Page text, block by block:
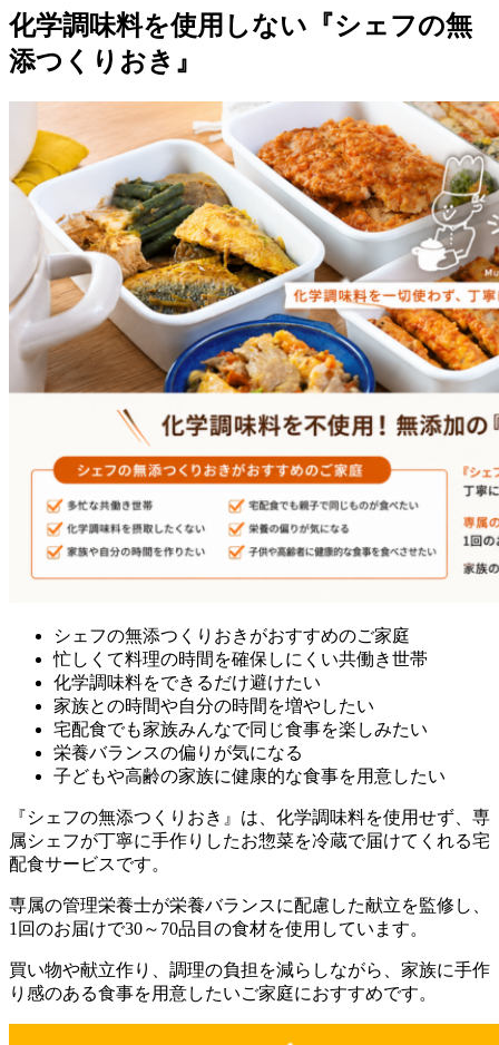
化学調味料を使用しない『シェフの無
添つくりおき』
シェフの無添つくりおきがおすすめのご家庭
忙しくて料理の時間を確保しにくい共働き世帯
化学調味料をできるだけ避けたい
家族との時間や自分の時間を増やしたい
宅配食でも家族みんなで同じ食事を楽しみたい
栄養バランスの偏りが気になる
子どもや高齢の家族に健康的な食事を用意したい
『シェフの無添つくりおき』は、化学調味料を使用せず、専
属シェフが丁寧に手作りしたお惣菜を冷蔵で届けてくれる宅
配食サービスです。
専属の管理栄養士が栄養バランスに配慮した献立を監修し、
1回のお届けで30～70品目の食材を使用しています。
買い物や献立作り、調理の負担を減らしながら、家族に手作
り感のある食事を用意したいご家庭におすすめです。